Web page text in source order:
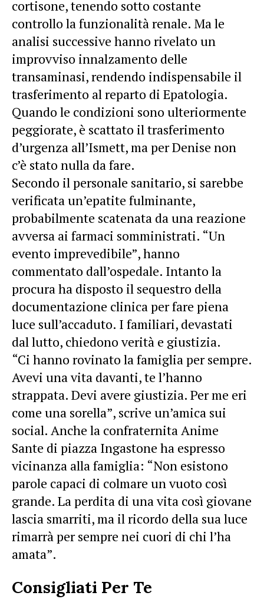
cortisone, tenendo sotto costante
controllo la funzionalità renale. Ma le
analisi successive hanno rivelato un
improvviso innalzamento delle
transaminasi, rendendo indispensabile il
trasferimento al reparto di Epatologia.
Quando le condizioni sono ulteriormente
peggiorate, è scattato il trasferimento
d’urgenza all’Ismett, ma per Denise non
c’è stato nulla da fare.
Secondo il personale sanitario, si sarebbe
verificata un’epatite fulminante,
probabilmente scatenata da una reazione
avversa ai farmaci somministrati. “Un
evento imprevedibile”, hanno
commentato dall’ospedale. Intanto la
procura ha disposto il sequestro della
documentazione clinica per fare piena
luce sull’accaduto. I familiari, devastati
dal lutto, chiedono verità e giustizia.
“Ci hanno rovinato la famiglia per sempre.
Avevi una vita davanti, te l’hanno
strappata. Devi avere giustizia. Per me eri
come una sorella”, scrive un’amica sui
social. Anche la confraternita Anime
Sante di piazza Ingastone ha espresso
vicinanza alla famiglia: “Non esistono
parole capaci di colmare un vuoto così
grande. La perdita di una vita così giovane
lascia smarriti, ma il ricordo della sua luce
rimarrà per sempre nei cuori di chi l’ha
amata”.
Consigliati Per Te